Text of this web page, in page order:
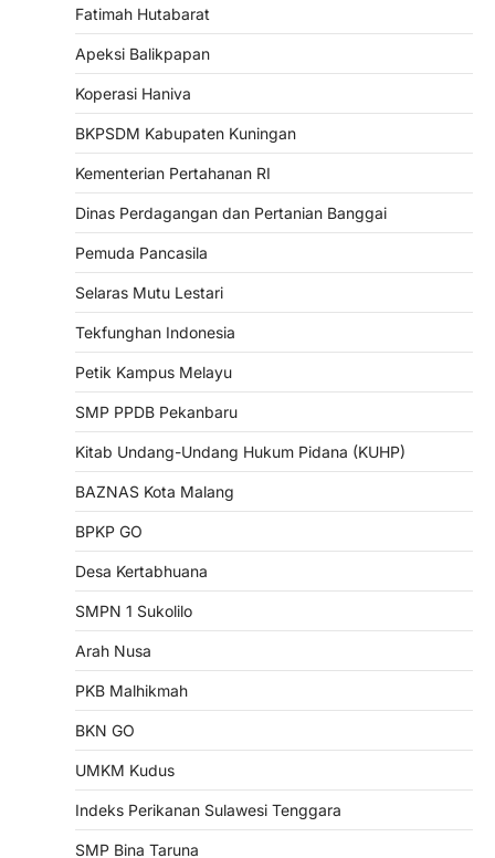
Fatimah Hutabarat
Apeksi Balikpapan
Koperasi Haniva
BKPSDM Kabupaten Kuningan
Kementerian Pertahanan RI
Dinas Perdagangan dan Pertanian Banggai
Pemuda Pancasila
Selaras Mutu Lestari
Tekfunghan Indonesia
Petik Kampus Melayu
SMP PPDB Pekanbaru
Kitab Undang-Undang Hukum Pidana (KUHP)
BAZNAS Kota Malang
BPKP GO
Desa Kertabhuana
SMPN 1 Sukolilo
Arah Nusa
PKB Malhikmah
BKN GO
UMKM Kudus
Indeks Perikanan Sulawesi Tenggara
SMP Bina Taruna